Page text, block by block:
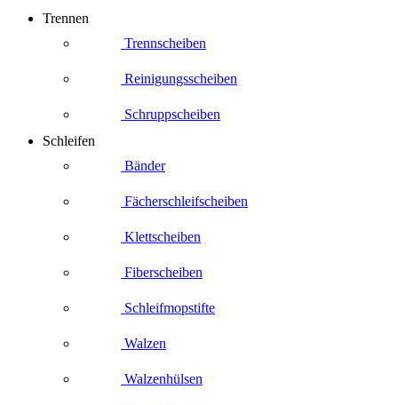
Trennen
Trennscheiben
Reinigungsscheiben
Schruppscheiben
Schleifen
Bänder
Fächerschleifscheiben
Klettscheiben
Fiberscheiben
Schleifmopstifte
Walzen
Walzenhülsen